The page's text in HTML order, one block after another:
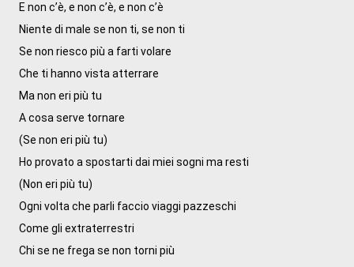
E non c’è, e non c’è, e non c’è
Niente di male se non ti, se non ti
Se non riesco più a farti volare
Che ti hanno vista atterrare
Ma non eri più tu
A cosa serve tornare
(Se non eri più tu)
Ho provato a spostarti dai miei sogni ma resti
(Non eri più tu)
Ogni volta che parli faccio viaggi pazzeschi
Come gli extraterrestri
Chi se ne frega se non torni più